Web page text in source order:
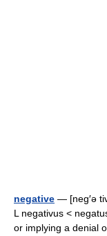
negative — [neg′ə
L negativus <
or implying a denial